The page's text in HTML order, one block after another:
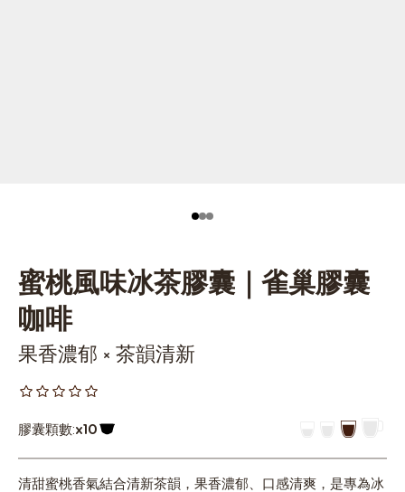
蜜桃風味冰茶膠囊｜雀巢膠囊
咖啡
果香濃郁 × 茶韻清新
膠囊顆數:x10
清甜蜜桃香氣結合清新茶韻，果香濃郁、口感清爽，是專為冰